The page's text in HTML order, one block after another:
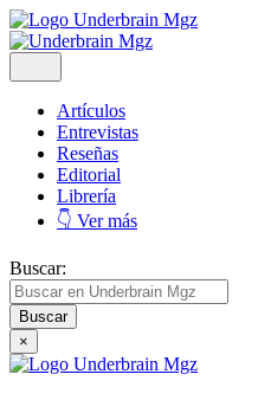
Artículos
Entrevistas
Reseñas
Editorial
Librería
👇 Ver más
Buscar:
×